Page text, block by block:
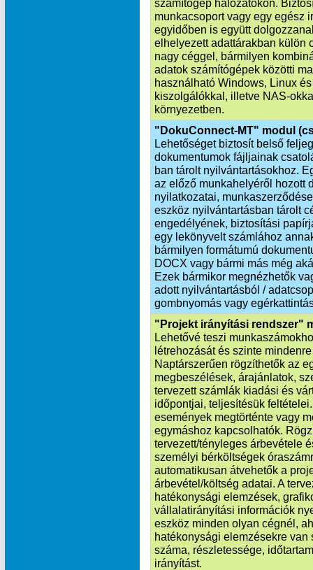
számítógép hálózatokon.
munkacsoport vagy egy egész
egyidőben is együtt
elhelyezett adattárakban külön
nagy céggel, bármilyen
adatok számítógépek közötti
használható Windows, Linux
kiszolgálókkal, illetve NAS-
környezetben.
"DokuConnect-MT" modul
Lehetőséget biztosít belső
dokumentumok fájljainak
ban tárolt nyilvántartásokhoz.
az előző munkahelyéről hozott
nyilatkozatai,
eszköz nyilvántartásban tárolt
engedélyének, biztosítási
egy lekönyvelt számlához
bármilyen formátumú
DOCX vagy bármi más még
Ezek bármikor megnézhetők
adott nyilvántartásból /
gombnyomás vagy
"Projekt irányítási rendszer"
Lehetővé teszi
létrehozását és szinte
Naptárszerűen rögzíthetők az
megbeszélések, árajánlatok,
tervezett számlák kiadási és
időpontjai, teljesítésük
események megtörténte vagy
egymáshoz kapcsolhatók.
tervezett/tényleges árbevétele
személyi bérköltségek
automatikusan átvehetők a
árbevétel/költség adatai. A
hatékonysági elemzések,
vállalatirányítási információk
eszköz minden olyan cégnél,
hatékonysági elemzésekre van
száma, részletessége,
irányítást.